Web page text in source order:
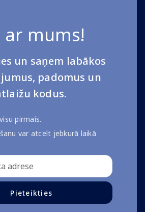
ar mums!
un saņem labākos
padomus un
kodus.
pirmais.
var atcelt jebkurā laikā
Pieteikties